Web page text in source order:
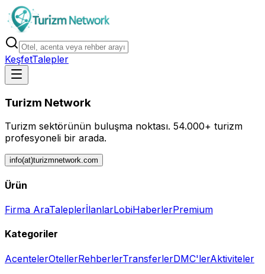
KeşfetTalepler
Turizm Network
Turizm sektörünün buluşma noktası. 54.000+ turizm
profesyoneli bir arada.
info(at)turizmnetwork.com
Ürün
Firma AraTaleplerİlanlarLobiHaberlerPremium
Kategoriler
AcentelerOtellerRehberlerTransferlerDMC'lerAktiviteler